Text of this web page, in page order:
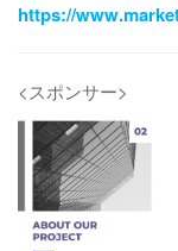
https://
<スポンサー>